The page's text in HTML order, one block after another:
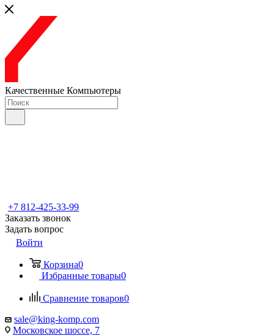
Качественные Компьютеры
+7 812-425-33-99
Заказать звонок
Задать вопрос
Войти
Корзина0
Избранные товары0
Сравнение товаров0
sale@king-komp.com
Московское шоссе, 7